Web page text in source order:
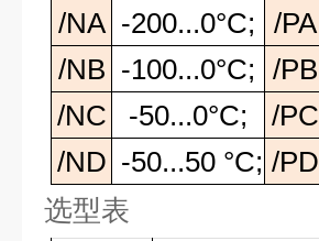
/NA -200...0°C; /PA
/NB -100...0°C; /PB
/NC
-50...0°C; /PC
/ND -50...50 °C; /PD
选型表